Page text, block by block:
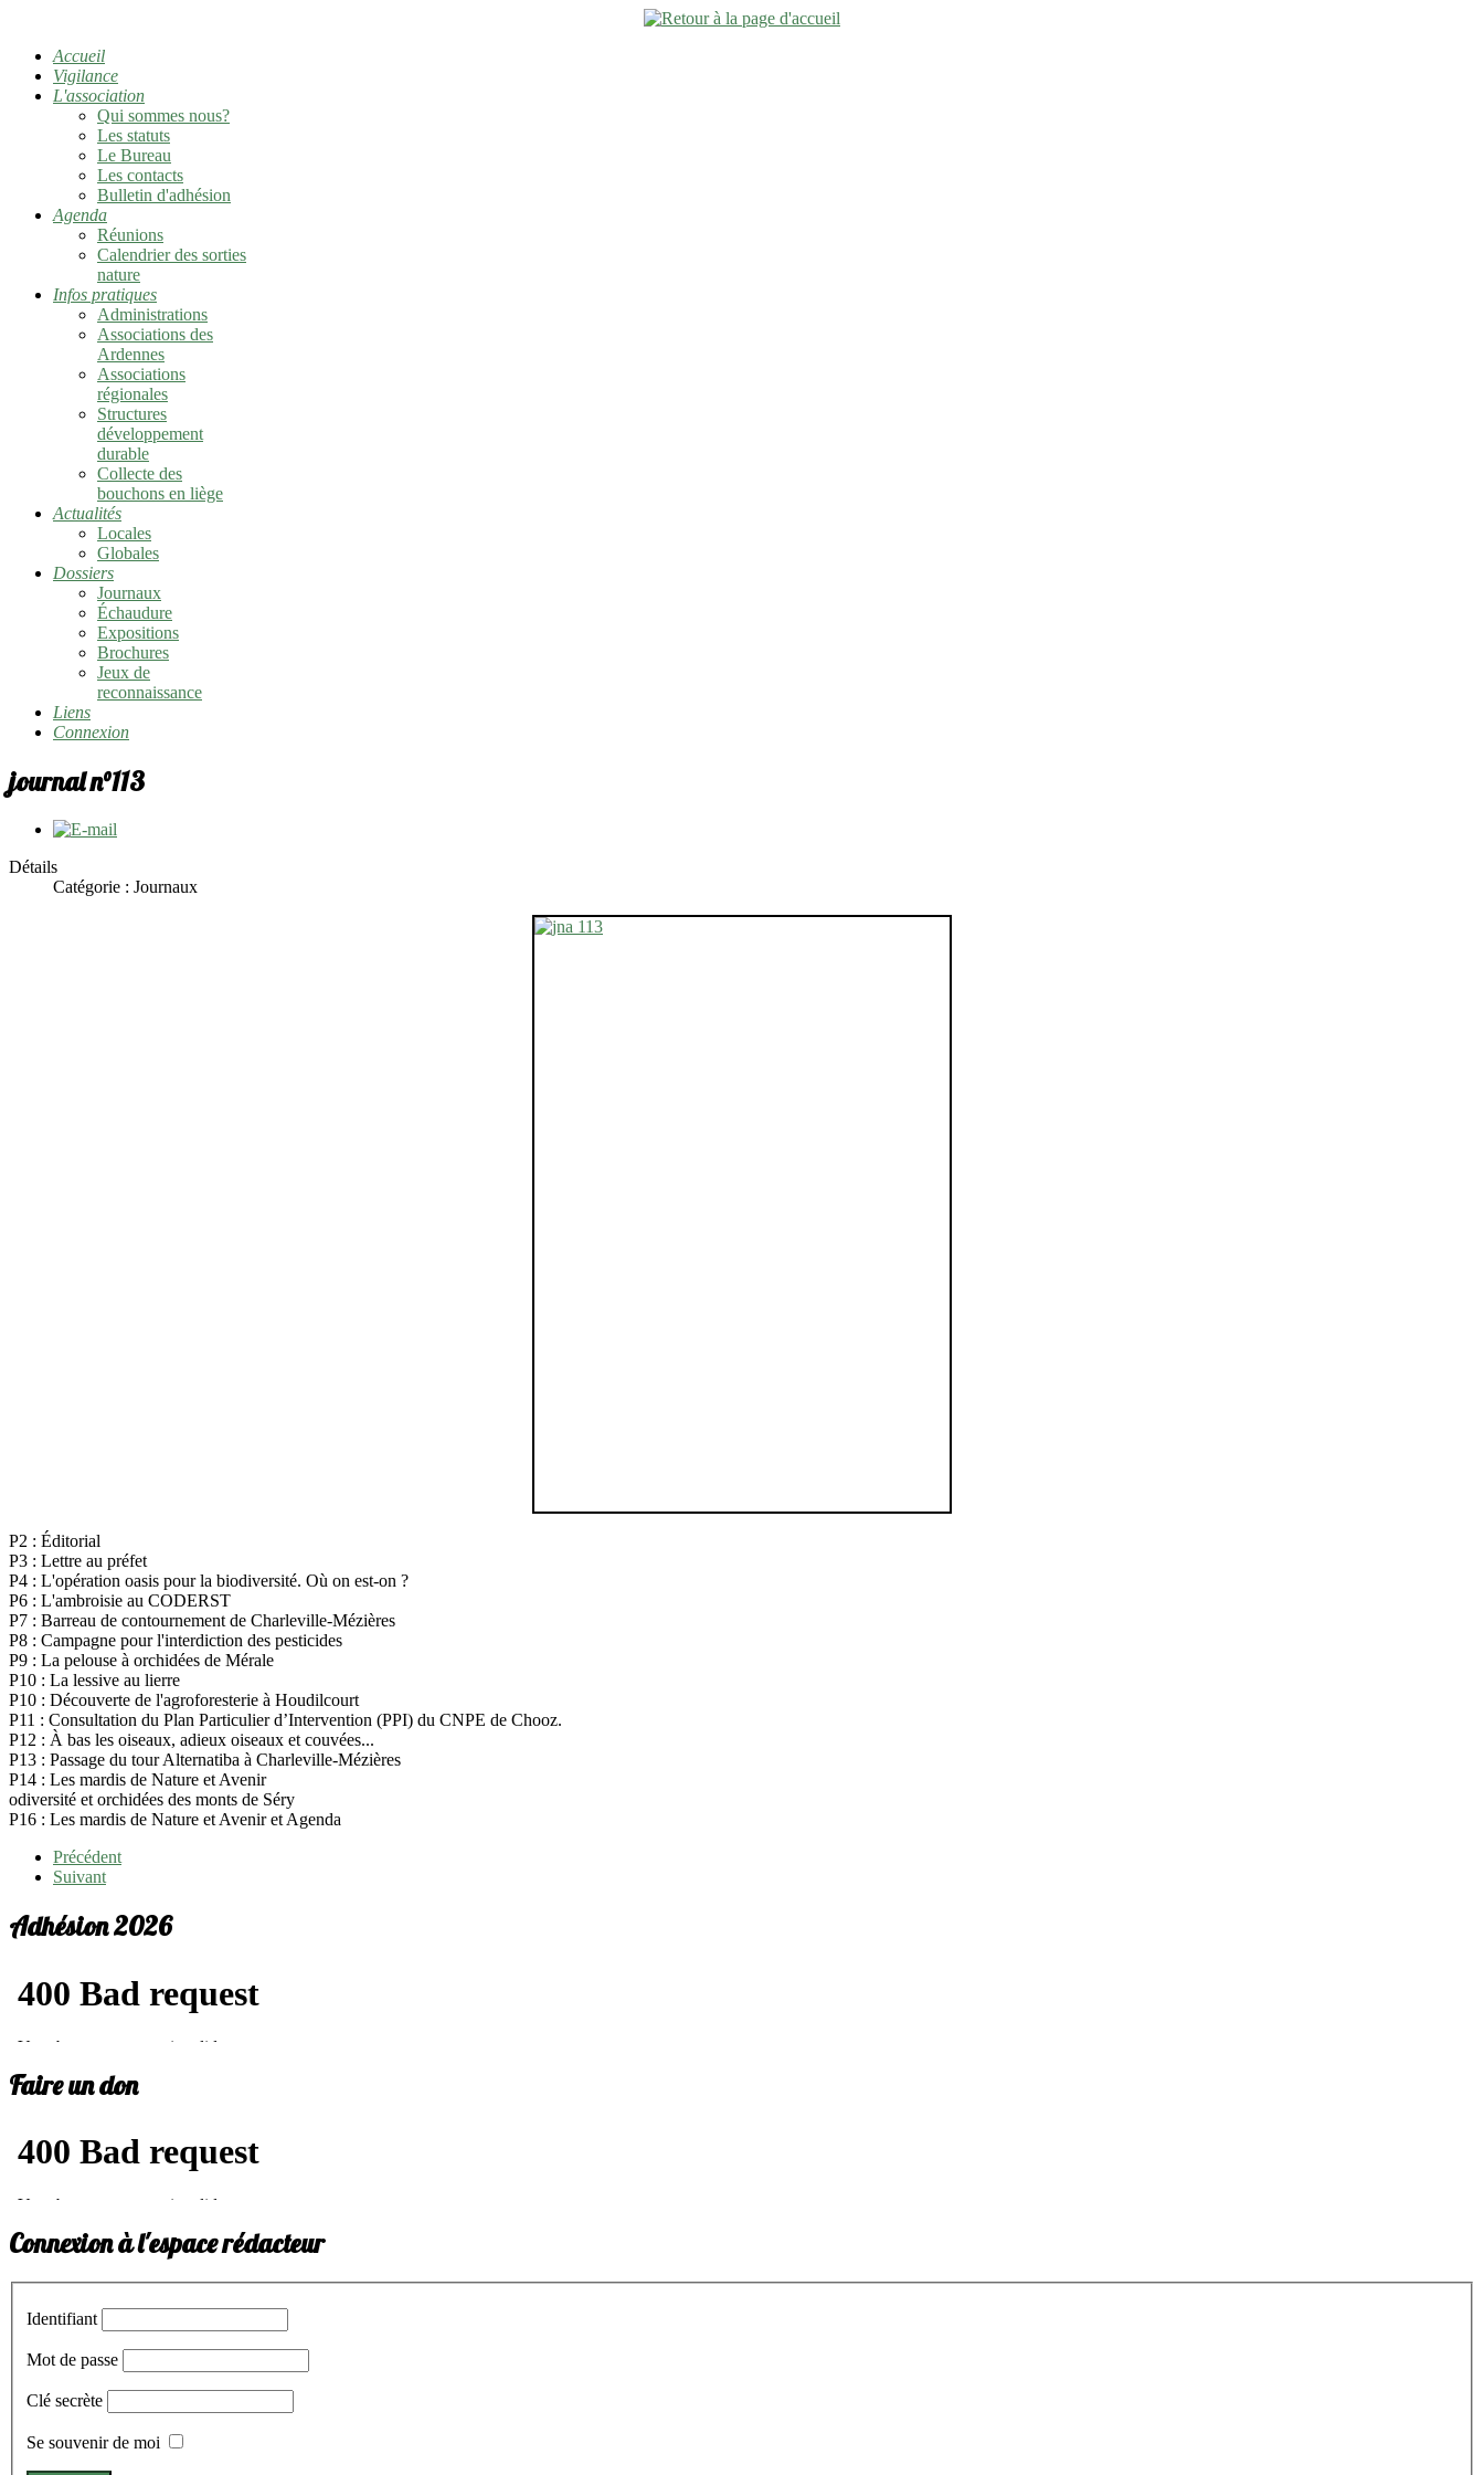
Accueil
Vigilance
L'association
Qui sommes nous?
Les statuts
Le Bureau
Les contacts
Bulletin d'adhésion
Agenda
Réunions
Calendrier des sorties
nature
Infos pratiques
Administrations
Associations des
Ardennes
Associations
régionales
Structures
développement
durable
Collecte des
bouchons en liège
Actualités
Locales
Globales
Dossiers
Journaux
Échaudure
Expositions
Brochures
Jeux de
reconnaissance
Liens
Connexion
journal n°113
Détails
Catégorie : Journaux
P2 : Éditorial
P3 : Lettre au préfet
P4 : L'opération oasis pour la biodiversité. Où on est-on ?
P6 : L'ambroisie au CODERST
P7 : Barreau de contournement de Charleville-Mézières
P8 : Campagne pour l'interdiction des pesticides
P9 : La pelouse à orchidées de Mérale
P10 : La lessive au lierre
P10 : Découverte de l'agroforesterie à Houdilcourt
P11 : Consultation du Plan Particulier d’Intervention (PPI) du CNPE de Chooz.
P12 : À bas les oiseaux, adieux oiseaux et couvées...
P13 : Passage du tour Alternatiba à Charleville-Mézières
P14 : Les mardis de Nature et Avenir
odiversité et orchidées des monts de Séry
P16 : Les mardis de Nature et Avenir et Agenda
Précédent
Suivant
Adhésion 2026
Faire un don
Connexion à l'espace rédacteur
Identifiant
Mot de passe
Clé secrète
Se souvenir de moi